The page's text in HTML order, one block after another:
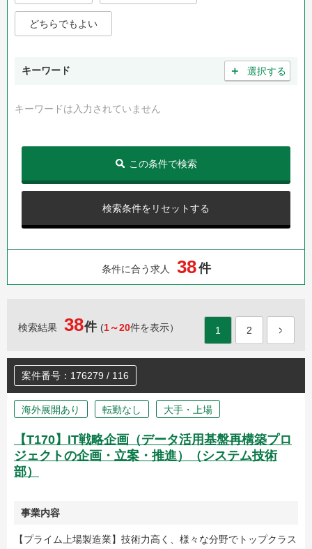
どちらでもよい
キーワード ＋ 選択する
キーワードは入力されていません
検索条件をリセットする
この条件で検索
条件に合う求人 38件
検索結果 38件 (1～20件を表示） 1 2
案件番号：176279 / 116
海外展開あり 転勤なし 大手・上場
【T170】IT戦略企画（データ活用基盤再構築プロ
ジェクトの企画・立案・推進）（システム技術
部）
事業内容
【プライム上場製造業】技術力高く、様々な分野でトップクラス